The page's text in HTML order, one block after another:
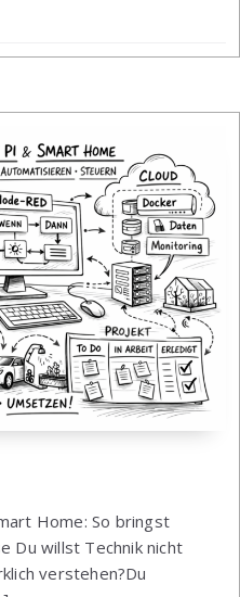
Home: So bringst
Du willst Technik nicht
verstehen?Du